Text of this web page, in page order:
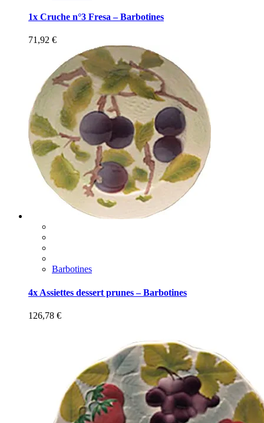
1x Cruche n°3 Fresa – Barbotines
71,92 €
Barbotines
4x Assiettes dessert prunes – Barbotines
126,78 €